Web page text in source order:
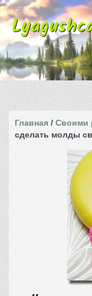
Главная / Своими
сделать молды